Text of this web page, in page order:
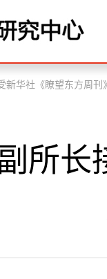
新华社《瞭望东方周刊
所长